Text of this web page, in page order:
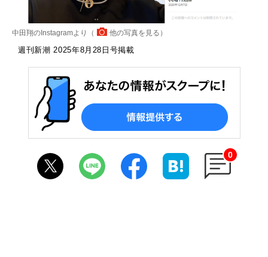
中田翔のInstagramより（ 他の写真を見る ）
週刊新潮 2025年8月28日号掲載
0